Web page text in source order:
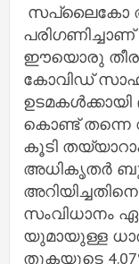
സപ്ലൈകോ
ഈയൊരു
കോവിഡ്
ഉടമകൾക്കായി
കൊണ്ട് തന്നെ
കൂടി
അധികൃതർ
സംവിധാനം
യുമായുള്ള
തുകയുടെ